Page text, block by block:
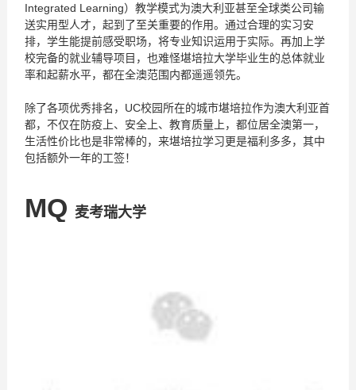
Integrated Learning）教学模式为澳大利亚甚至全球类公司输
送实用型人才，起到了至关重要的作用。通过合理的实习安
排，学生能提前感受职场，将专业知识运用于实际。再加上学
校完备的就业辅导项目，也难怪堪培拉大学毕业生的总体就业
率和起薪水平，都在全澳范围内都遥遥领先。
除了各项优秀排名，UC校园所在的城市堪培拉作为澳大利亚首
都，不仅在防疫上、安全上、教育质量上，都位居全澳第一，
生活性价比也是非常棒的，来堪培拉学习更是福利多多，其中
包括额外一年的工签！
MQ 麦考瑞大学